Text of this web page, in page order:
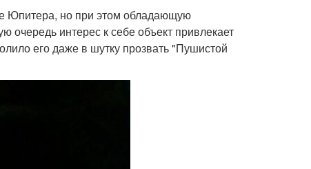
Юпитера, но при этом обладающую
очередь интерес к себе объект привлекает
его даже в шутку прозвать "Пушистой